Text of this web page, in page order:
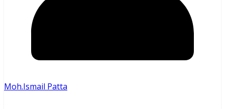
Moh.Ismail Patta